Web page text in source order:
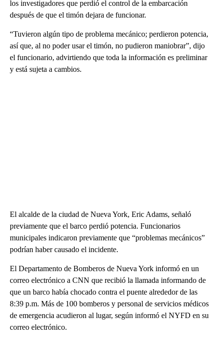
los investigadores que perdió el control de la embarcación
después de que el timón dejara de funcionar.
“Tuvieron algún tipo de problema mecánico; perdieron potencia,
así que, al no poder usar el timón, no pudieron maniobrar”, dijo
el funcionario, advirtiendo que toda la información es preliminar
y está sujeta a cambios.
El alcalde de la ciudad de Nueva York, Eric Adams, señaló
previamente que el barco perdió potencia. Funcionarios
municipales indicaron previamente que “problemas mecánicos”
podrían haber causado el incidente.
El Departamento de Bomberos de Nueva York informó en un
correo electrónico a CNN que recibió la llamada informando de
que un barco había chocado contra el puente alrededor de las
8:39 p.m. Más de 100 bomberos y personal de servicios médicos
de emergencia acudieron al lugar, según informó el NYFD en su
correo electrónico.